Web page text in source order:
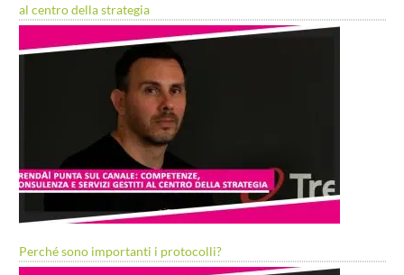
al centro della strategia
Perché sono importanti i protocolli?